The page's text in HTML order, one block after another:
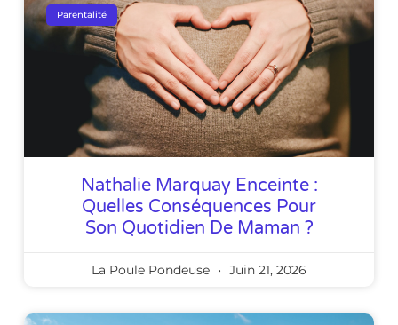
Parentalité
Nathalie Marquay Enceinte :
Quelles Conséquences Pour
Son Quotidien De Maman ?
La Poule Pondeuse Juin 21, 2026